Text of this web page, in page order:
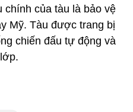
chính của tàu là bảo vệ
Mỹ. Tàu được trang bị
chiến đấu tự động và